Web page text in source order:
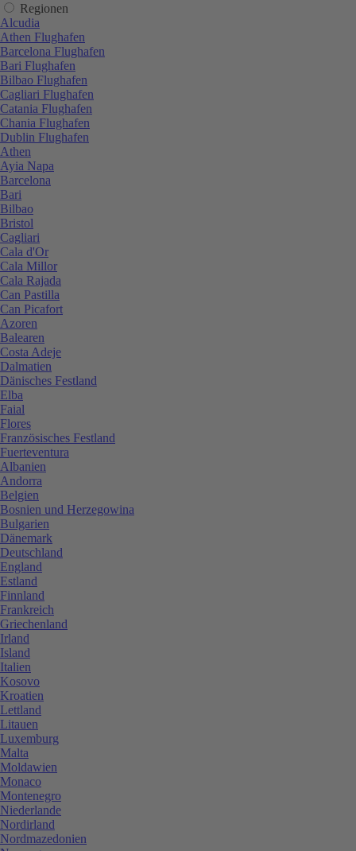
Regionen
Alcudia
Athen Flughafen
Barcelona Flughafen
Bari Flughafen
Bilbao Flughafen
Cagliari Flughafen
Catania Flughafen
Chania Flughafen
Dublin Flughafen
Athen
Ayia Napa
Barcelona
Bari
Bilbao
Bristol
Cagliari
Cala d'Or
Cala Millor
Cala Rajada
Can Pastilla
Can Picafort
Azoren
Balearen
Costa Adeje
Dalmatien
Dänisches Festland
Elba
Faial
Flores
Französisches Festland
Fuerteventura
Albanien
Andorra
Belgien
Bosnien und Herzegowina
Bulgarien
Dänemark
Deutschland
England
Estland
Finnland
Frankreich
Griechenland
Irland
Island
Italien
Kosovo
Kroatien
Lettland
Litauen
Luxemburg
Malta
Moldawien
Monaco
Montenegro
Niederlande
Nordirland
Nordmazedonien